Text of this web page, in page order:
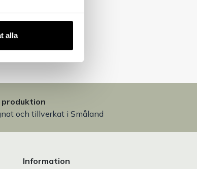
alla
produktion
och tillverkat i Småland
Information